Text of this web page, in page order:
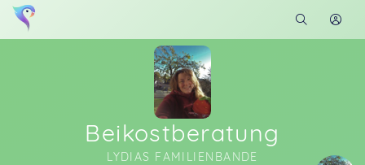
Beikostberatung
LYDIAS FAMILIENBANDE